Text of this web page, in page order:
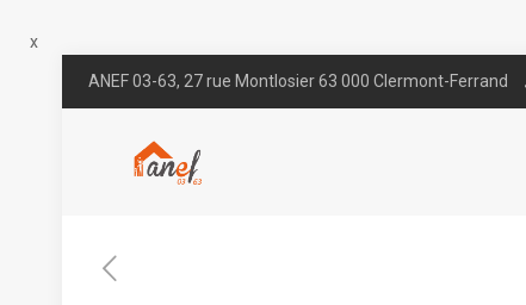
x
ANEF 03-63, 27 rue Montlosier 63 000 Clermont-Ferrand